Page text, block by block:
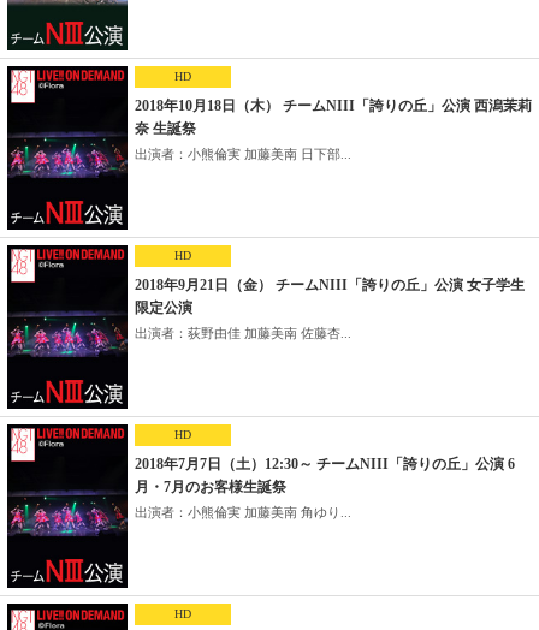
HD
2018年10月18日（木） チームNIII「誇りの丘」公演 西潟茉莉
奈 生誕祭
出演者：小熊倫実 加藤美南 日下部...
HD
2018年9月21日（金） チームNIII「誇りの丘」公演 女子学生
限定公演
出演者：荻野由佳 加藤美南 佐藤杏...
HD
2018年7月7日（土）12:30～ チームNIII「誇りの丘」公演 6
月・7月のお客様生誕祭
出演者：小熊倫実 加藤美南 角ゆり...
HD